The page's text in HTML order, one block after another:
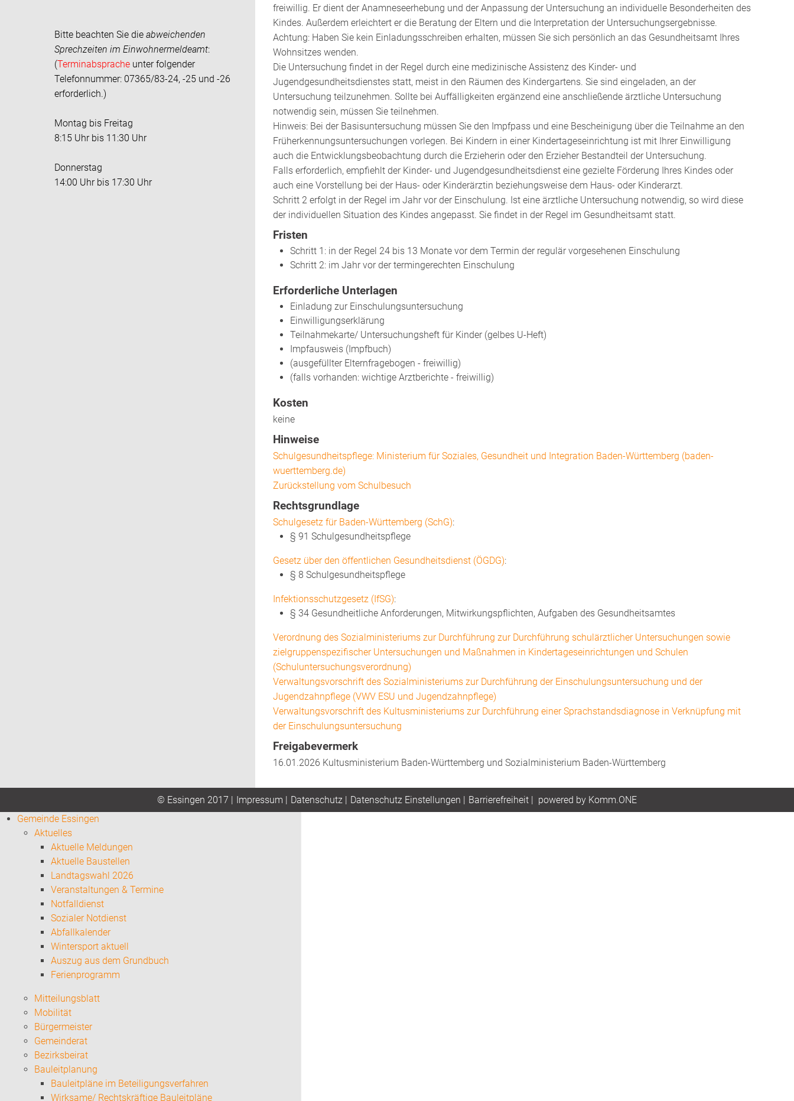
Bitte beachten Sie die abweichenden
Sprechzeiten im Einwohnermeldeamt:
(Terminabsprache unter folgender
Telefonnummer: 07365/83-24, -25 und -26
erforderlich.)
Montag bis Freitag
8:15 Uhr bis 11:30 Uhr
Donnerstag
14:00 Uhr bis 17:30 Uhr
freiwillig. Er dient der Anamneseerhebung und der Anpassung der Untersuchung an individuelle Besonderheiten des
Kindes. Außerdem erleichtert er die Beratung der Eltern und die Interpretation der Untersuchungsergebnisse.
Achtung: Haben Sie kein Einladungsschreiben erhalten, müssen Sie sich persönlich an das Gesundheitsamt Ihres
Wohnsitzes wenden.
Die Untersuchung findet in der Regel durch eine medizinische Assistenz des Kinder- und
Jugendgesundheitsdienstes statt, meist in den Räumen des Kindergartens. Sie sind eingeladen, an der
Untersuchung teilzunehmen. Sollte bei Auffälligkeiten ergänzend eine anschließende ärztliche Untersuchung
notwendig sein, müssen Sie teilnehmen.
Hinweis: Bei der Basisuntersuchung müssen Sie den Impfpass und eine Bescheinigung über die Teilnahme an den
Früherkennungsuntersuchungen vorlegen. Bei Kindern in einer Kindertageseinrichtung ist mit Ihrer Einwilligung
auch die Entwicklungsbeobachtung durch die Erzieherin oder den Erzieher Bestandteil der Untersuchung.
Falls erforderlich, empfiehlt der Kinder- und Jugendgesundheitsdienst eine gezielte Förderung Ihres Kindes oder
auch eine Vorstellung bei der Haus- oder Kinderärztin beziehungsweise dem Haus- oder Kinderarzt.
Schritt 2 erfolgt in der Regel im Jahr vor der Einschulung. Ist eine ärztliche Untersuchung notwendig, so wird diese
der individuellen Situation des Kindes angepasst. Sie findet in der Regel im Gesundheitsamt statt.
Fristen
Schritt 1: in der Regel 24 bis 13 Monate vor dem Termin der regulär vorgesehenen Einschulung
Schritt 2: im Jahr vor der termingerechten Einschulung
Erforderliche Unterlagen
Einladung zur Einschulungsuntersuchung
Einwilligungserklärung
Teilnahmekarte/ Untersuchungsheft für Kinder (gelbes U-Heft)
Impfausweis (Impfbuch)
(ausgefüllter Elternfragebogen - freiwillig)
(falls vorhanden: wichtige Arztberichte - freiwillig)
Kosten
keine
Hinweise
Schulgesundheitspflege: Ministerium für Soziales, Gesundheit und Integration Baden-Württemberg (baden-
wuerttemberg.de)
Zurückstellung vom Schulbesuch
Rechtsgrundlage
Schulgesetz für Baden-Württemberg (SchG):
§ 91 Schulgesundheitspflege
Gesetz über den öffentlichen Gesundheitsdienst (ÖGDG):
§ 8 Schulgesundheitspflege
Infektionsschutzgesetz (IfSG):
§ 34Gesundheitliche Anforderungen, Mitwirkungspflichten, Aufgaben des Gesundheitsamtes
Verordnung des Sozialministeriums zur Durchführung zur Durchführung schulärztlicher Untersuchungen sowie
zielgruppenspezifischer Untersuchungen und Maßnahmen in Kindertageseinrichtungen und Schulen
(Schuluntersuchungsverordnung)
Verwaltungsvorschrift des Sozialministeriums zur Durchführung der Einschulungsuntersuchung und der
Jugendzahnpflege (VWV ESU und Jugendzahnpflege)
Verwaltungsvorschrift des Kultusministeriums zur Durchführung einer Sprachstandsdiagnose in Verknüpfung mit
der Einschulungsuntersuchung
Freigabevermerk
16.01.2026 Kultusministerium Baden-Württemberg und Sozialministerium Baden-Württemberg
© Essingen 2017 | Impressum | Datenschutz | Datenschutz Einstellungen | Barrierefreiheit | powered by Komm.ONE
Gemeinde Essingen
Aktuelles
Aktuelle Meldungen
Aktuelle Baustellen
Landtagswahl 2026
Veranstaltungen & Termine
Notfalldienst
Sozialer Notdienst
Abfallkalender
Wintersport aktuell
Auszug aus dem Grundbuch
Ferienprogramm
Mitteilungsblatt
Mobilität
Bürgermeister
Gemeinderat
Bezirksbeirat
Bauleitplanung
Bauleitpläne im Beteiligungsverfahren
Wirksame/ Rechtskräftige Bauleitpläne